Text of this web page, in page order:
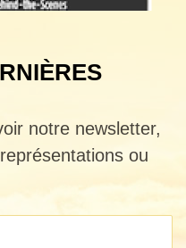
notre newsletter,
ou